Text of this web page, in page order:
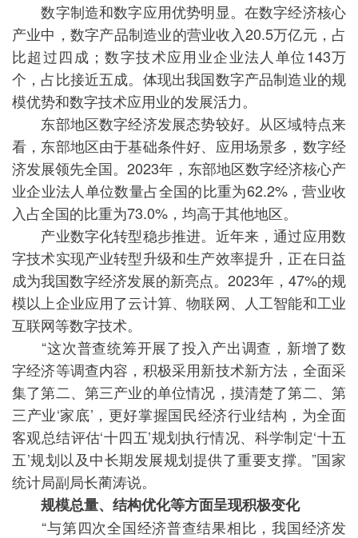
数字制造和数字应用优势明显。在数字经济核心
产业中，数字产品制造业的营业收入20.5万亿元，占
比超过四成；数字技术应用业企业法人单位143万
个，占比接近五成。体现出我国数字产品制造业的规
模优势和数字技术应用业的发展活力。
东部地区数字经济发展态势较好。从区域特点来
看，东部地区由于基础条件好、应用场景多，数字经
济发展领先全国。2023年，东部地区数字经济核心产
业企业法人单位数量占全国的比重为62.2%，营业收
入占全国的比重为73.0%，均高于其他地区。
产业数字化转型稳步推进。近年来，通过应用数
字技术实现产业转型升级和生产效率提升，正在日益
成为我国数字经济发展的新亮点。2023年，47%的规
模以上企业应用了云计算、物联网、人工智能和工业
互联网等数字技术。
“这次普查统筹开展了投入产出调查，新增了数
字经济等调查内容，积极采用新技术新方法，全面采
集了第二、第三产业的单位情况，摸清楚了第二、第
三产业‘家底’，更好掌握国民经济行业结构，为全面
客观总结评估‘十四五’规划执行情况、科学制定‘十五
五’规划以及中长期发展规划提供了重要支撑。”国家
统计局副局长蔺涛说。
规模总量、结构优化等方面呈现积极变化
“与第四次全国经济普查结果相比，我国经济发